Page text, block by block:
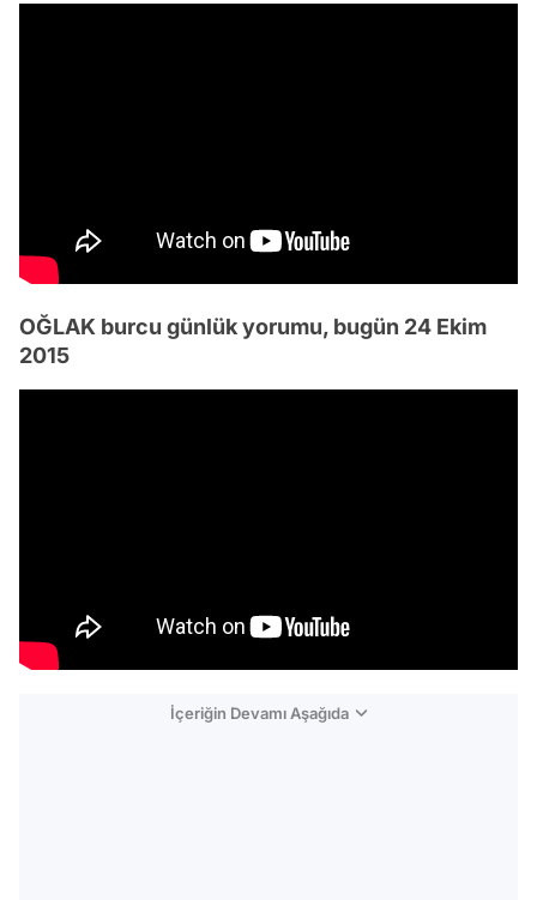
OĞLAK burcu günlük yorumu, bugün 24 Ekim
2015
İçeriğin Devamı Aşağıda